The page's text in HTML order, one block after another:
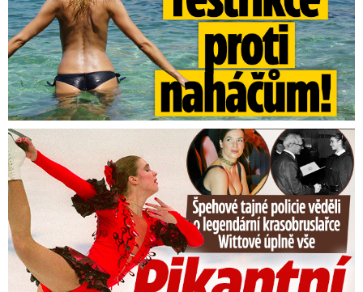
Tajná policie špehovala krasobruslařku Wittovou: Pikantní ...